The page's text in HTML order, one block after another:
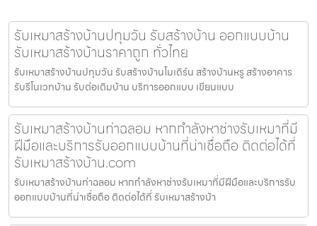
รับเหมาสร้างบ้านปทุมวัน รับสร้างบ้าน ออกแบบบ้าน
รับเหมาสร้างบ้านราคาถูก ทั่วไทย
รับเหมาสร้างบ้านปทุมวัน รับสร้างบ้านโมเดิร์น สร้างบ้านหรู สร้างอาคาร
รับรีโนเวทบ้าน รับต่อเติมบ้าน บริการออกแบบ เขียนแบบ
รับเหมาสร้างบ้านท่าฉลอม หากกำลังหาช่างรับเหมาที่มี
ฝีมือและบริการรับออกแบบบ้านที่น่าเชื่อถือ ติดต่อได้ที่
รับเหมาสร้างบ้าน.com
รับเหมาสร้างบ้านท่าฉลอม หากกำลังหาช่างรับเหมาที่มีฝีมือและบริการรับ
ออกแบบบ้านที่น่าเชื่อถือ ติดต่อได้ที่ รับเหมาสร้างบ้า